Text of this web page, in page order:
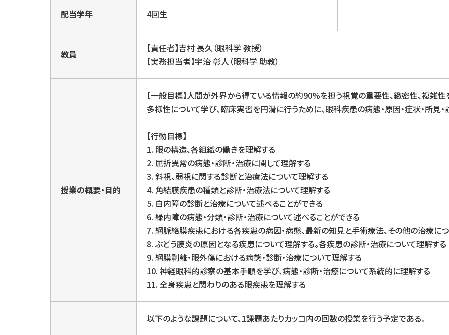
配当学年 4回生
教員
【責任者】吉村 長久（眼科学 教授）
【実務担当者】宇治 彰人（眼科学 助教）
授業の概要・目的
【一般目標】人間が外界から得ている情報の約90%を担う視覚の重要性、緻密性、複雑
多様性について学び、臨床実習を円滑に行うために、眼科疾患の病態・原因・症状・所見
【行動目標】
1. 眼の構造、各組織の働きを理解する
2. 屈折異常の病態・診断・治療に関して理解する
3. 斜視、弱視に関する診断と治療法について理解する
4. 角結膜疾患の種類と診断・治療法について理解する
5. 白内障の診断と治療について述べることができる
6. 緑内障の病態・分類・診断・治療について述べることができる
7. 網脈絡膜疾患における各疾患の病因・病態、最新の知見と手術療法、その他の治療に
8. ぶどう膜炎の原因となる疾患について理解する。各疾患の診断・治療について理解する
9. 網膜剥離・眼外傷における病態・診断・治療について理解する
10. 神経眼科的診察の基本手順を学び、病態・診断・治療について系統的に理解する
11. 全身疾患と関わりのある眼疾患を理解する
以下のような課題について、1課題あたりカッコ内の回数の授業を行う予定である。